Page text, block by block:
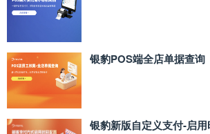
银豹POS端全店单据查询
银豹新版自定义支付‑启